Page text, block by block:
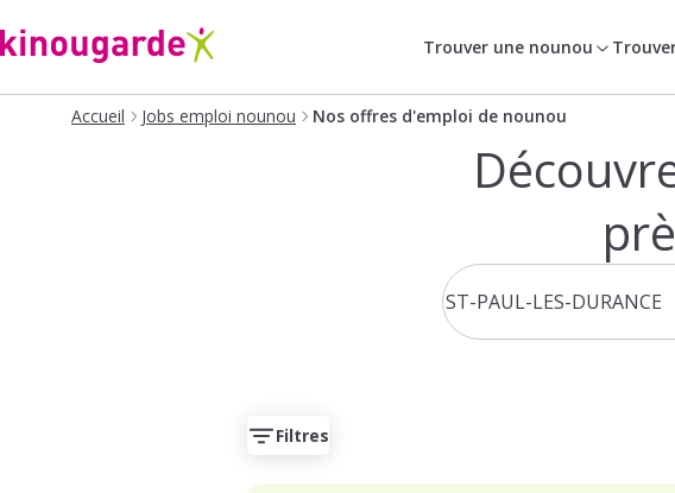
Trouver une nounou
Accueil Jobs emploi nounou Nos offres d'emploi de nounou
Filtres